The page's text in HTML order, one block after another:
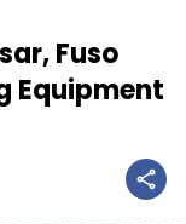
Fuso
Equipment